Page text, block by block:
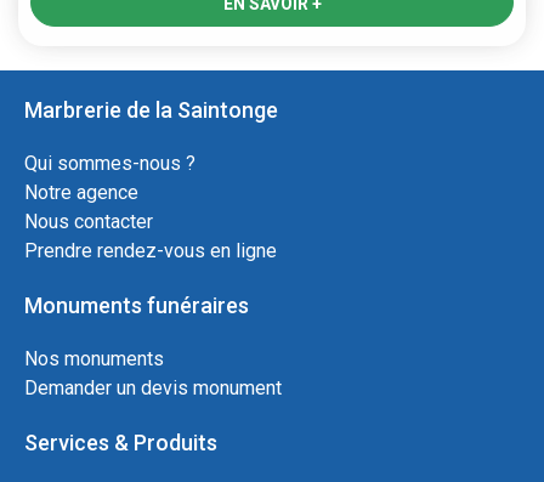
Marbrerie de la Saintonge
Qui sommes-nous ?
Notre agence
Nous contacter
Prendre rendez-vous en ligne
Monuments funéraires
Nos monuments
Demander un devis monument
Services & Produits